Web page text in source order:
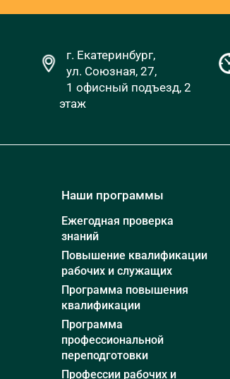
г. Екатеринбург,
ул. Союзная, 27,
1 офисный подъезд, 2
этаж
Наши программы
Ежегодная проверка
знаний
Повышение квалификации
рабочих и служащих
Программа повышения
квалификации
Программа
профессиональной
переподготовки
Профессии рабочих и